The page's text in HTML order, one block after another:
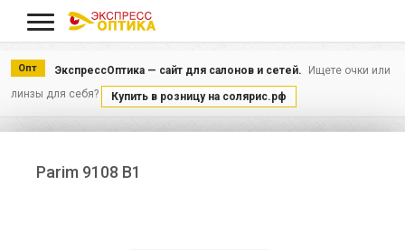
Опт ЭкспрессОптика — сайт для салонов и сетей.
Ищете очки или
линзы для себя?
Купить в розницу на солярис.рф
Parim 9108 B1